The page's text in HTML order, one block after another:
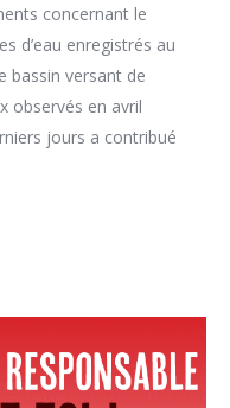
concernant le
d’eau enregistrés au
bassin versant de
observés en avril
jours a contribué